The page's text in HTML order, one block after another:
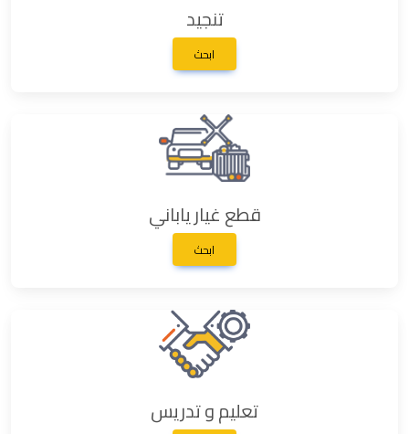
تنجيد
ابحث
قطع غيار ياباني
ابحث
تعليم و تدريس